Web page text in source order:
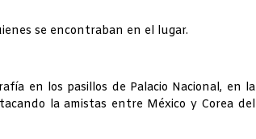
se encontraban en el lugar.
en los pasillos de Palacio Nacional, en la
la amistas entre México y Corea del